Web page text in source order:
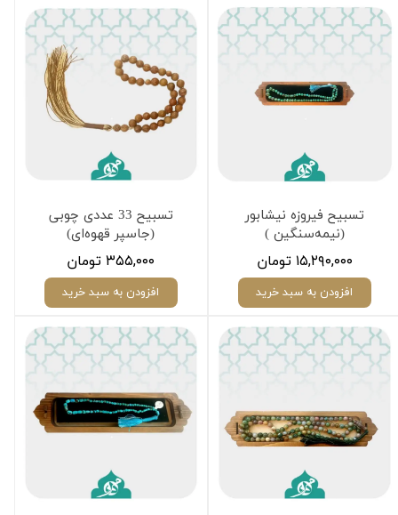
تسبیح فیروزه نیشابور
(نیمه‌سنگین )
۱۵,۲۹۰,۰۰۰ تومان
افزودن به سبد خرید
تسبیح 33 عددی چوبی
(جاسپر قهوه‌ای)
۳۵۵,۰۰۰ تومان
افزودن به سبد خرید